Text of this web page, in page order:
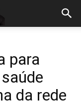
para
da rede